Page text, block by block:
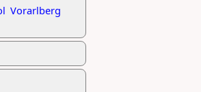
Vorarlberg